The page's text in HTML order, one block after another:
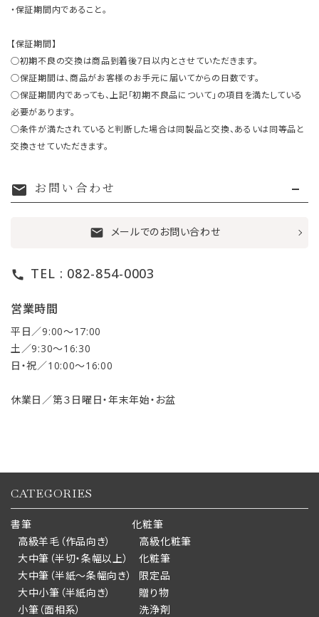
・保証期間内であること。
【保証期間】
○初期不良の交換は商品到着後7日以内とさせていただきます。
○保証期間は、商品がお客様のお手元に届いてからの日数です。
○保証期間内であっても、上記「初期不良品について」の項目を満たしている
必要があります。
○条件が満たされていると判断した場合は同製品と交換、あるいは同等品と
交換させていただきます。
mail お問い合わせ
mail メールでのお問い合わせ
call TEL : 082-854-0003
営業時間
平日／9:00〜17:00
土／9:30〜16:30
日・祝／10:00〜16:00
休業日／第３日曜日・年末年始・お盆
CATEGORIES
書筆
高級羊毛（作品向き）
大中筆（半切・条幅以上）
大中筆（半紙～条幅向き）
大中小筆（半紙向き）
小筆（面相系）
化粧筆
高級化粧筆
化粧筆
限定品
贈り物
洗浄剤